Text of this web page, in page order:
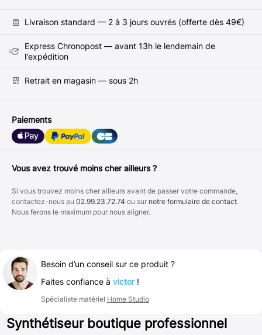
Livraison standard — 2 à 3 jours ouvrés (offerte dès 49€)
Express Chronopost — avant 13h le lendemain de
l'expédition
Retrait en magasin — sous 2h
Paiements
Vous avez trouvé moins cher ailleurs ?
Si vous trouvez moins cher ailleurs avant de passer votre commande,
contactez-nous au 02.99.23.72.74 ou sur notre formulaire de contact.
Nous ferons le maximum pour nous aligner.
Besoin d’un conseil sur ce produit ?
Faites confiance à victor!
Spécialiste matériel Home Studio
Synthétiseur boutique professionnel